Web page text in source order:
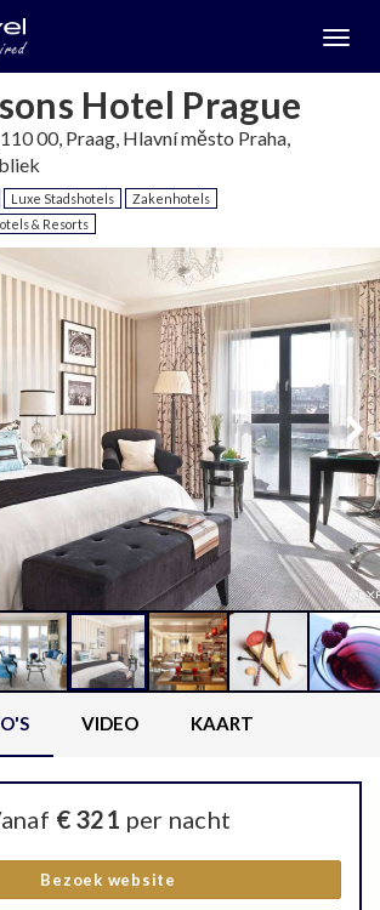
Hotel Prague
00, Praag, Hlavní město Praha,
Luxe Stadshotels
Zakenhotels
& Resorts
VIDEO KAART
€ 321 per nacht
Bezoek website